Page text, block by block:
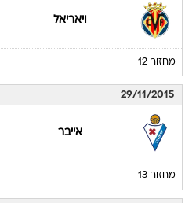
ויאריאל
מחזור 12
29/11/2015
אייבר
מחזור 13